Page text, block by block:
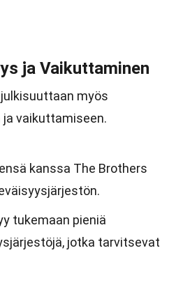
ja Vaikuttaminen
myös
vaikuttamiseen.
kanssa The Brothers
tukemaan pieniä
jotka tarvitsevat